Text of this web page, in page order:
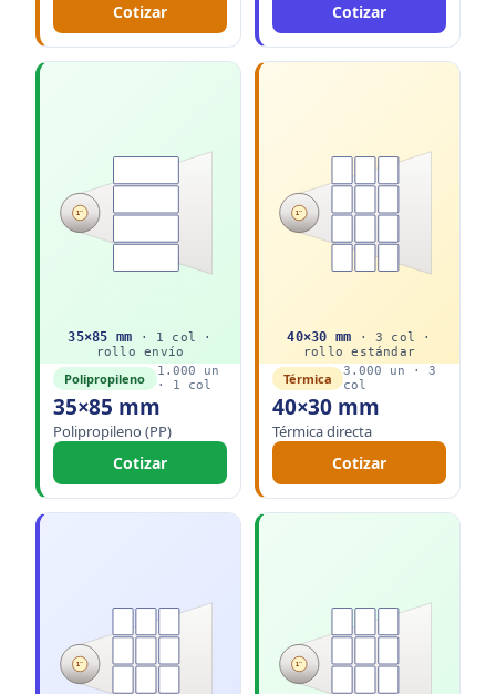
Cotizar Cotizar
1"
35×85 mm · 1 col ·
rolloenvío
Polipropileno 1.000 un
·
1 col
35×85 mm
Polipropileno (PP)
Cotizar
1"
40×30 mm · 3 col ·
rolloestándar
Térmica 3.000 un ·3
col
40×30 mm
Térmica directa
Cotizar
1" 1"